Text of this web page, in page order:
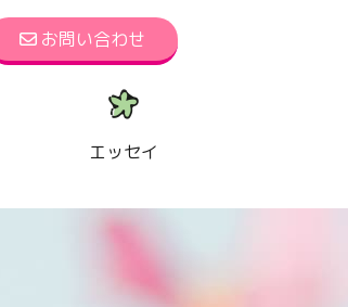
お問い合わせ
エッセイ